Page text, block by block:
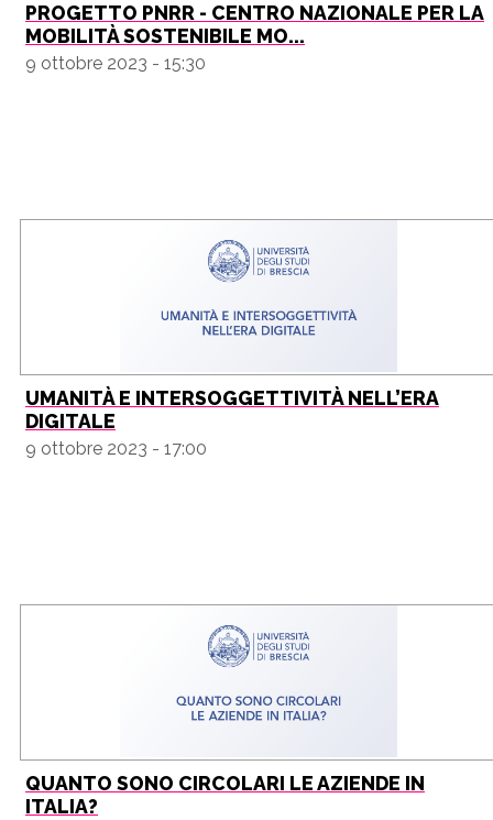
PROGETTO PNRR - CENTRO NAZIONALE PER LA
MOBILITÀ SOSTENIBILE MO...
9 ottobre 2023 - 15:30
UMANITÀ E INTERSOGGETTIVITÀ NELL’ERA
DIGITALE
9 ottobre 2023 - 17:00
QUANTO SONO CIRCOLARI LE AZIENDE IN
ITALIA?